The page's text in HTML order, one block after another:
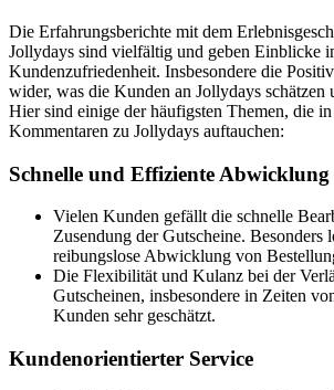
Die Erfahrungsberichte mit dem
Jollydays sind vielfältig und geben Einblicke
Kundenzufriedenheit. Insbesondere die
wider, was die Kunden an Jollydays schätzen
Hier sind einige der häufigsten Themen, die
Kommentaren zu Jollydays auftauchen:
Schnelle und Effiziente Abwicklung
Vielen Kunden gefällt die schnelle
Zusendung der Gutscheine. Besonders
reibungslose Abwicklung von
Die Flexibilität und Kulanz bei der
Gutscheinen, insbesondere in Zeiten
Kunden sehr geschätzt.
Kundenorientierter Service